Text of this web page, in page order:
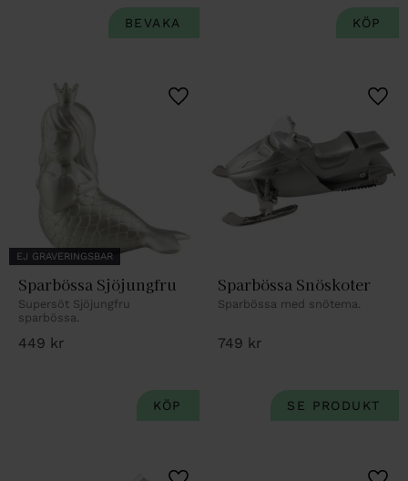
EJ GRAVERINGSBAR
Sparbössa Sjöjungfru
Supersöt Sjöjungfru
sparbössa.
449 kr
Lägg till i favoriter
Sparbössa Snöskoter
Sparbössa med snötema.
749 kr